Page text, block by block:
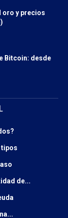
oro y precios
Bitcoin: desde
tipos
de...